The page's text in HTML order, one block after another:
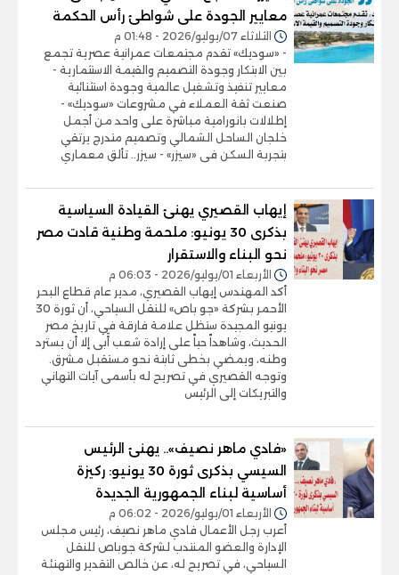
معايير الجودة على شواطئ رأس الحكمة
الثلاثاء 07/يوليو/2026 - 01:48 م
- «سوديك» تقدم مجتمعات عمرانية عصرية تجمع
بين الابتكار وجودة التصميم والقيمة الاستثمارية -
معايير تنفيذ وتشغيل عالمية وجودة استثنائية
صنعت ثقة العملاء في مشروعات «سوديك» -
إطلالات بانورامية مباشرة على واحد من أجمل
خلجان الساحل الشمالي وتصميم متدرج يرتقي
بتجربة السكن فى «سيزر» - سيزر.. تألق معماري
إيهاب القصيري يهنئ القيادة السياسية
بذكرى 30 يونيو: ملحمة وطنية قادت مصر
نحو البناء والاستقرار
الأربعاء 01/يوليو/2026 - 06:03 م
أكد المهندس إيهاب القصيري، مدير عام قطاع البحر
الأحمر بشركة «جو باص» للنقل السياحي، أن ثورة 30
يونيو المجيدة ستظل علامة فارقة في تاريخ مصر
الحديث، وشاهداً حياً على إرادة شعب أَبى إلا أن يسترد
وطنه، ويمضي بخطى ثابتة نحو مستقبل مشرق.
وتوجه القصيري في تصريح له بأسمى آيات التهاني
والتبريكات إلى الرئيس
«فادي ماهر نصيف».. يهنئ الرئيس
السيسي بذكرى ثورة 30 يونيو: ركيزة
أساسية لبناء الجمهورية الجديدة
الأربعاء 01/يوليو/2026 - 06:02 م
أعرب رجل الأعمال فادي ماهر نصيف، رئيس مجلس
الإدارة والعضو المنتدب لشركة جوباص للنقل
السياحي، في تصريح له، عن خالص التقدير والتهنئة